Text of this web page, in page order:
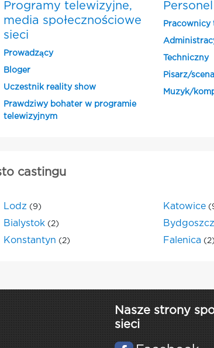
Programy telewizyjne,
media społecznościowe
sieci
Prowadzący
Bloger
Uczestnik reality show
Prawdziwy bohater w programie
telewizyjnym
Personel
Pracownicy
Techniczny
Pisarz/
Muzyk/
castingu
Lodz (9) Katowice
Bialystok (2) Bydgoszcz
Konstantyn (2) Falenica (2)
Nasze strony
sieci